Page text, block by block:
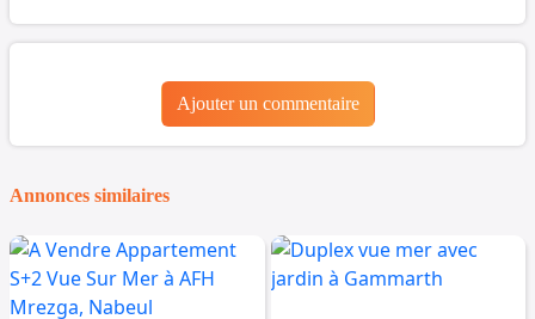
Ajouter un commentaire
Annonces similaires